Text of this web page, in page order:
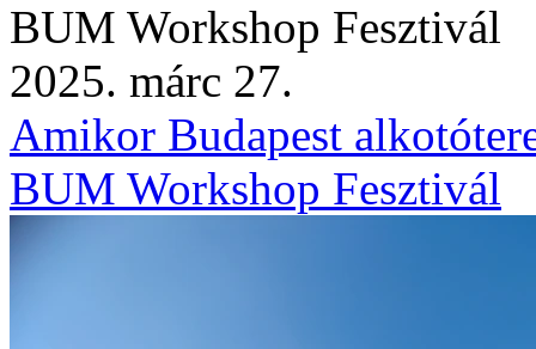
BUM Workshop Fesztivál
2025. márc 27.
Amikor Budapest
BUM Workshop Fesztivál